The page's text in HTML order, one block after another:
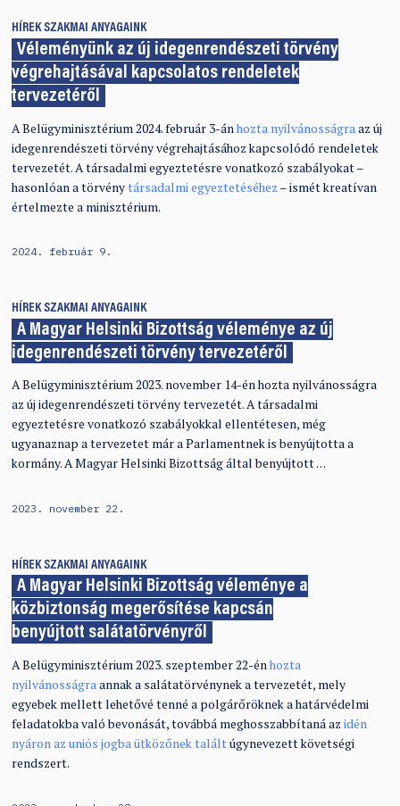
HÍREK SZAKMAI ANYAGAINK
Véleményünk az új idegenrendészeti törvény
végrehajtásával kapcsolatos rendeletek
tervezetéről
A Belügyminisztérium 2024. február 3-ánhozta nyilvánosságraaz új
idegenrendészeti törvény végrehajtásához kapcsolódó rendeletek
tervezetét. A társadalmi egyeztetésre vonatkozó szabályokat –
hasonlóan a törvénytársadalmi egyeztetéséhez – ismét kreatívan
értelmezte a minisztérium.
2024. február 9.
HÍREK SZAKMAI ANYAGAINK
A Magyar Helsinki Bizottság véleménye az új
idegenrendészeti törvény tervezetéről
A Belügyminisztérium 2023. november 14-én hozta nyilvánosságra
az új idegenrendészeti törvény tervezetét. A társadalmi
egyeztetésre vonatkozó szabályokkal ellentétesen, még
ugyanaznap a tervezetet már a Parlamentnek is benyújtotta a
kormány. A Magyar Helsinki Bizottság által benyújtott …
2023. november 22.
HÍREK SZAKMAI ANYAGAINK
A Magyar Helsinki Bizottság véleménye a
közbiztonság megerősítése kapcsán
benyújtott salátatörvényről
A Belügyminisztérium 2023. szeptember 22-énhozta
nyilvánosságraannak a salátatörvénynek a tervezetét, mely
egyebek mellett lehetővé tenné a polgárőröknek a határvédelmi
feladatokba való bevonását, továbbá meghosszabbítaná azidén
nyáron az uniós jogba ütközőnek találtúgynevezett követségi
rendszert.